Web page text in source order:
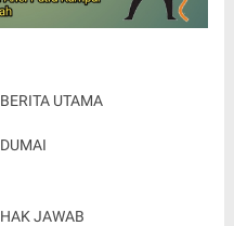
BERITA UTAMA
DUMAI
HAK JAWAB